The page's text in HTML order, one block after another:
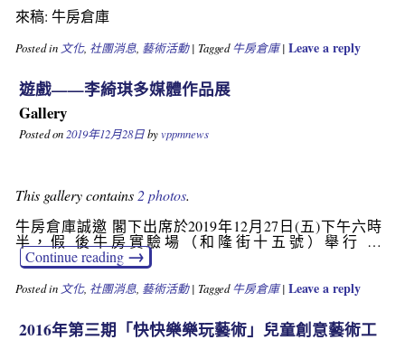
來稿: 牛房倉庫
Posted in 文化, 社團消息, 藝術活動| Tagged 牛房倉庫| Leave a reply
遊戲——李綺琪多媒體作品展
Gallery
Posted on 2019年12月28日byvppmnews
This gallery contains 2 photos.
牛房倉庫誠邀 閣下出席於2019年12月27日(五)下午六時
半，假 後牛房實驗場（和隆街十五號）舉行 …
Continue reading →
Posted in 文化, 社團消息, 藝術活動| Tagged 牛房倉庫| Leave a reply
2016年第三期「快快樂樂玩藝術」兒童創意藝術工